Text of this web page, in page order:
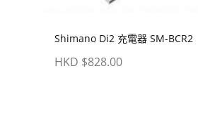
Shimano Di2 充電器 SM-BCR2
HKD $828.00